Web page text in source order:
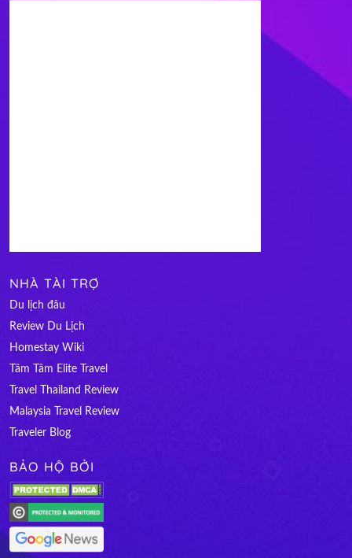
NHÀ TÀI TRỢ
Du lịch đâu
Review Du Lịch
Homestay Wiki
Tâm Tâm Elite Travel
Travel Thailand Review
Malaysia Travel Review
Traveler Blog
BẢO HỘ BỞI